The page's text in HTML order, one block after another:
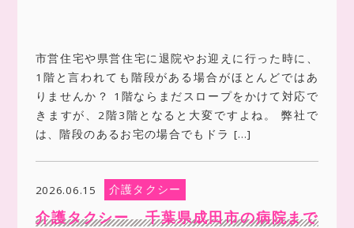
市営住宅や県営住宅に退院やお迎えに行った時に、
1階と言われても階段がある場合がほとんどではあ
りませんか？ 1階ならまだスロープをかけて対応で
きますが、2階3階となると大変ですよね。 弊社で
は、階段のあるお宅の場合でもドラ […]
2026.06.15 介護タクシー
介護タクシー 千葉県成田市の病院まで